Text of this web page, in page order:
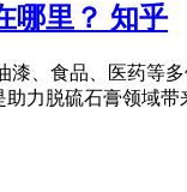
哪里？ 知乎
、食品、医药等
力脱硫石膏领域带